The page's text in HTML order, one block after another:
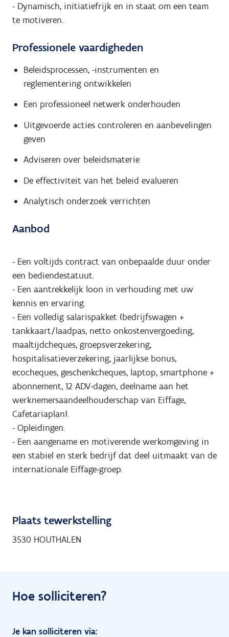
- Dynamisch, initiatiefrijk en in staat om een team
te motiveren.
Professionele vaardigheden
Beleidsprocessen, -instrumenten en
reglementering ontwikkelen
Een professioneel netwerk onderhouden
Uitgevoerde acties controleren en aanbevelingen
geven
Adviseren over beleidsmaterie
De effectiviteit van het beleid evalueren
Analytisch onderzoek verrichten
Aanbod
- Een voltijds contract van onbepaalde duur onder
een bediendestatuut.
- Een aantrekkelijk loon in verhouding met uw
kennis en ervaring.
- Een volledig salarispakket (bedrijfswagen +
tankkaart/laadpas, netto onkostenvergoeding,
maaltijdcheques, groepsverzekering,
hospitalisatieverzekering, jaarlijkse bonus,
ecocheques, geschenkcheques, laptop, smartphone +
abonnement, 12 ADV-dagen, deelname aan het
werknemersaandeelhouderschap van Eiffage,
Cafetariaplan).
- Opleidingen.
- Een aangename en motiverende werkomgeving in
een stabiel en sterk bedrijf dat deel uitmaakt van de
internationale Eiffage-groep.
Plaats tewerkstelling
3530 HOUTHALEN
Hoe solliciteren?
Je kan solliciteren via: